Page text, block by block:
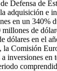
Defensa de
adquisición e
en un 340%
millones de
dólares en el
Comisión
inversiones